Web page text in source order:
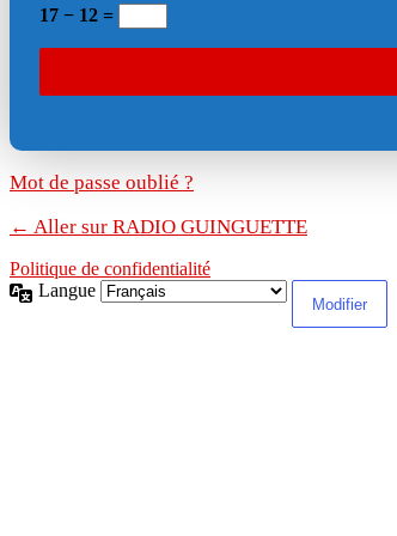
17 − 12 =
Mot de passe oublié ?
← Aller sur RADIO GUINGUETTE
Politique de confidentialité
Langue